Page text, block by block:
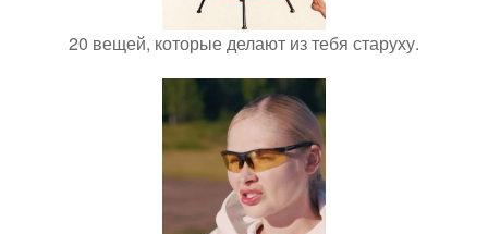
20 вещей, которые делают из тебя старуху.